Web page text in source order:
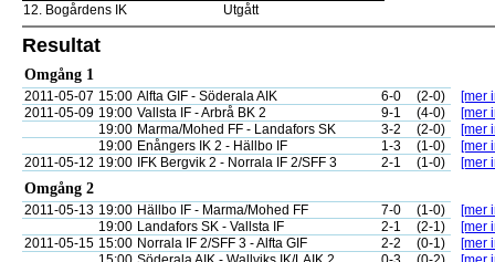
12. Bogårdens IK Utgått
Resultat
Omgång 1
2011-05-07 15:00 Alfta GIF - Söderala AIK 6-0 (2-0)
[mer
2011-05-09 19:00 Vallsta IF - Arbrå BK 2 9-1 (4-0)
[mer
19:00 Marma/Mohed FF - Landafors SK 3-2 (2-0)
[mer
19:00 Enångers IK 2 - Hällbo IF 1-3 (1-0)
[mer
2011-05-12 19:00 IFK Bergvik 2 - Norrala IF 2/SFF 3 2-1 (1-0) [mer
Omgång 2
2011-05-13 19:00 Hällbo IF - Marma/Mohed FF 7-0 (1-0)
[mer
19:00 Landafors SK - Vallsta IF 2-1 (2-1)
[mer
2011-05-15 15:00 Norrala IF 2/SFF 3 - Alfta GIF 2-2 (0-1)
[mer